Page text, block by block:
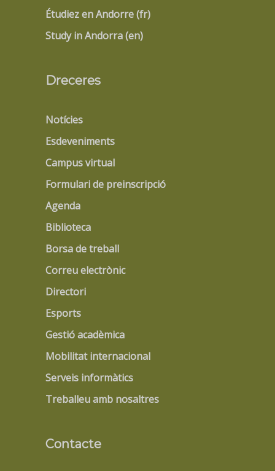
Étudiez en Andorre (fr)
Study in Andorra (en)
Dreceres
Notícies
Esdeveniments
Campus virtual
Formulari de preinscripció
Agenda
Biblioteca
Borsa de treball
Correu electrònic
Directori
Esports
Gestió acadèmica
Mobilitat internacional
Serveis informàtics
Treballeu amb nosaltres
Contacte